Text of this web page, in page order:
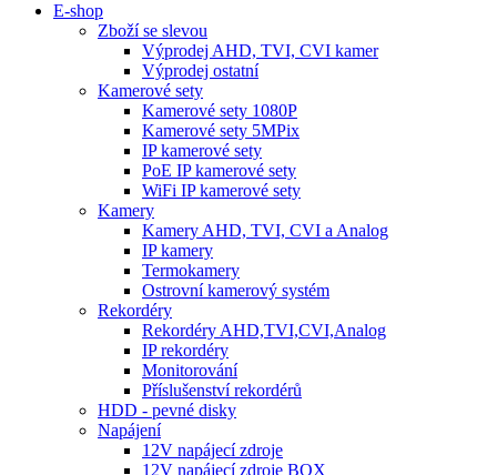
E-shop
Zboží se slevou
Výprodej AHD, TVI, CVI kamer
Výprodej ostatní
Kamerové sety
Kamerové sety 1080P
Kamerové sety 5MPix
IP kamerové sety
PoE IP kamerové sety
WiFi IP kamerové sety
Kamery
Kamery AHD, TVI, CVI a Analog
IP kamery
Termokamery
Ostrovní kamerový systém
Rekordéry
Rekordéry AHD,TVI,CVI,Analog
IP rekordéry
Monitorování
Příslušenství rekordérů
HDD - pevné disky
Napájení
12V napájecí zdroje
12V napájecí zdroje BOX